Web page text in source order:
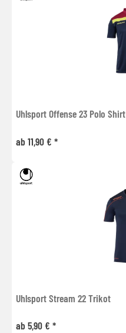
Uhlsport Offense 23 Polo Shirt
ab 11,90 € *
Uhlsport Stream 22 Trikot
ab 5,90 € *